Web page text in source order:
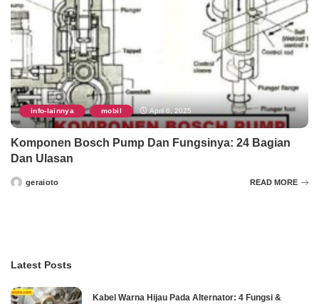
info-lainnya , mobil April 6, 2025
Komponen Bosch Pump Dan Fungsinya: 24 Bagian
Dan Ulasan
Postedgeraioto READ MORE
Latest Posts
Kabel Warna Hijau Pada Alternator: 4 Fungsi &